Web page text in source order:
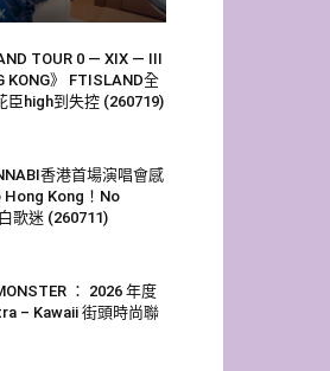
TOUR 0 — XIX — III
KONG》 FTISLAND全
臣high到失控 (260719)
香港首場演唱會感
Hong Kong！No
歌迷 (260711)
： 2026 年度
– Kawaii 街頭時尚聯